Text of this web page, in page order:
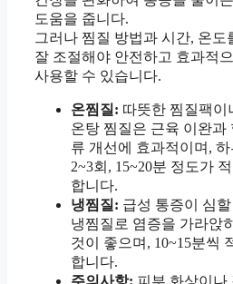
도움을 줍니다.
그러나 찜질 방법과 시간, 온도
잘 조절해야 안전하고 효과적
사용할 수 있습니다.
온찜질: 따뜻한 찜질팩이
온탕 찜질은 근육 이완과
류 개선에 효과적이며, 하
2~3회, 15~20분 정도가
합니다.
냉찜질: 급성 통증이 심할
냉찜질로 염증을 가라앉
것이 좋으며, 10~15분씩
합니다.